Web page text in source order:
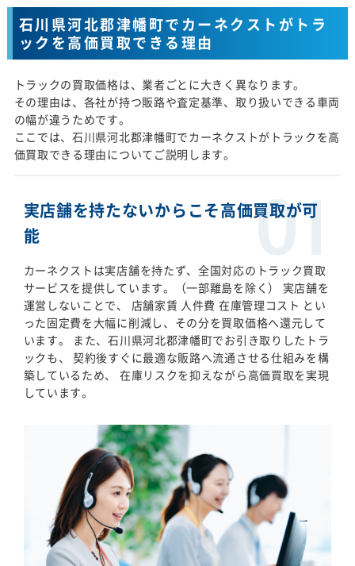
石川県河北郡津幡町でカーネクストがトラ
ックを高価買取できる理由
トラックの買取価格は、業者ごとに大きく異なります。
その理由は、各社が持つ販路や査定基準、取り扱いできる車両
の幅が違うためです。
ここでは、石川県河北郡津幡町でカーネクストがトラックを高
価買取できる理由についてご説明します。
実店舗を持たないからこそ高価買取が可
能
カーネクストは実店舗を持たず、全国対応のトラック買取
サービスを提供しています。（一部離島を除く） 実店舗を
運営しないことで、 店舗家賃 人件費 在庫管理コスト とい
った固定費を大幅に削減し、その分を買取価格へ還元して
います。 また、石川県河北郡津幡町でお引き取りしたトラ
ックも、 契約後すぐに最適な販路へ流通させる仕組みを構
築しているため、 在庫リスクを抑えながら高価買取を実現
しています。